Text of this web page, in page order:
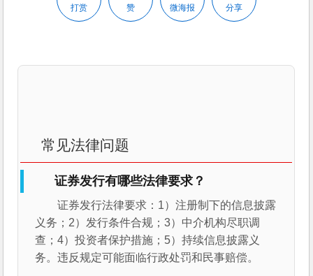
打赏 赞 微海报 分享
常见法律问题
证券发行有哪些法律要求？
证券发行法律要求：1）注册制下的信息披露
义务；2）发行条件合规；3）中介机构尽职调
查；4）投资者保护措施；5）持续信息披露义
务。违反规定可能面临行政处罚和民事赔偿。